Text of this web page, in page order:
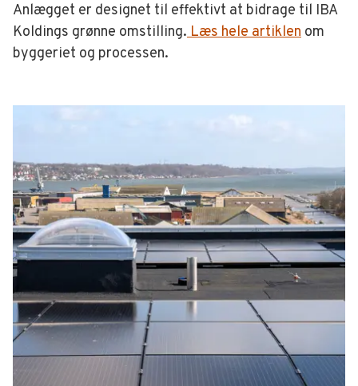
Anlægget er designet til effektivt at bidrage til IBA
Koldings grønne omstilling.Læs hele artiklen om
byggeriet og processen.